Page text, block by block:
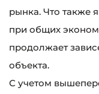
рынка. Что также
при общих
продолжает
объекта.
С учетом